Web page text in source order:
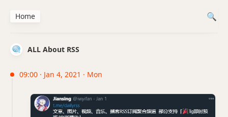
ALL About RSS
09:00 · Jan 4, 2021 · Mon
Home